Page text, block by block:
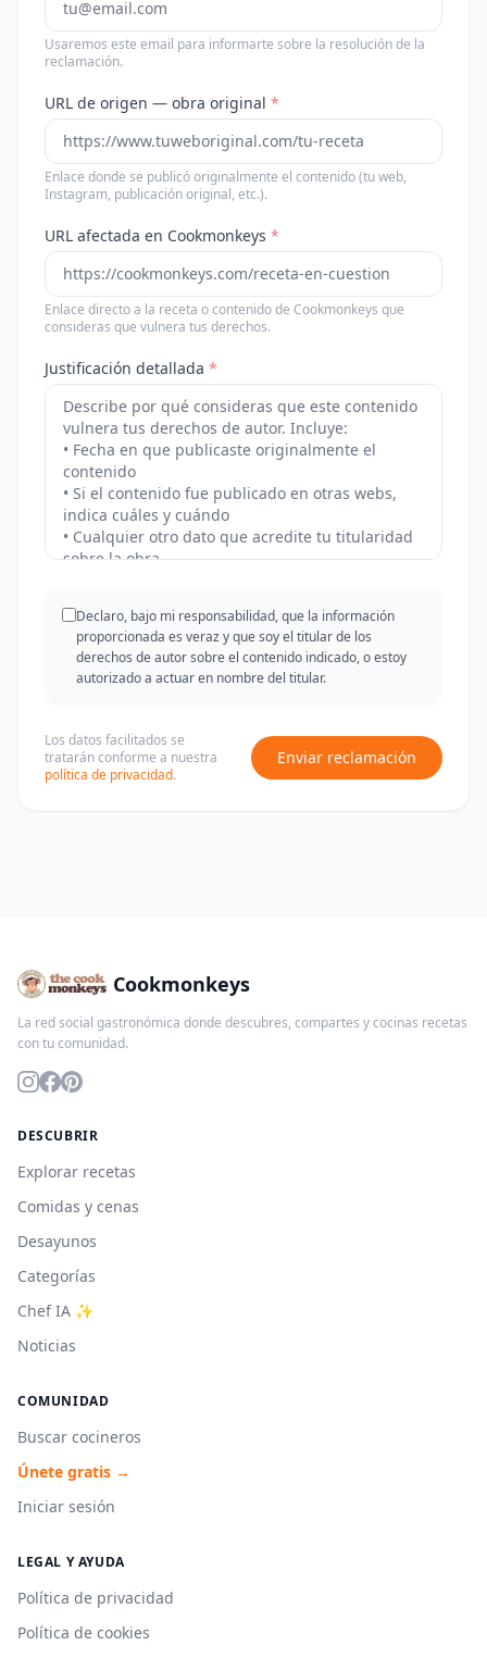
Usaremos este email para informarte sobre la resolución de la
reclamación.
URL de origen — obra original *
Enlace donde se publicó originalmente el contenido (tu web,
Instagram, publicación original, etc.).
URL afectada en Cookmonkeys *
Enlace directo a la receta o contenido de Cookmonkeys que
consideras que vulnera tus derechos.
Justificación detallada *
Declaro, bajo mi responsabilidad, que la información
proporcionada es veraz y que soy el titular de los
derechos de autor sobre el contenido indicado, o estoy
autorizado a actuar en nombre del titular.
Los datos facilitados se
tratarán conforme a nuestra
política de privacidad.
Enviar reclamación
Cookmonkeys
La red social gastronómica donde descubres, compartes y cocinas recetas
con tu comunidad.
DESCUBRIR
Explorar recetas
Comidas y cenas
Desayunos
Categorías
Chef IA ✨
Noticias
COMUNIDAD
Buscar cocineros
Únete gratis →
Iniciar sesión
LEGAL Y AYUDA
Política de privacidad
Política de cookies